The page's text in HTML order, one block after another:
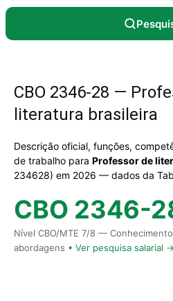
CBO 2346-28 —
literatura brasileira
Descrição oficial, funções,
de trabalho para Professor de
234628) em 2026 — dados da
CBO 2346-
Nível CBO/MTE 7/8 —
abordagens • Ver pesquisa salarial →